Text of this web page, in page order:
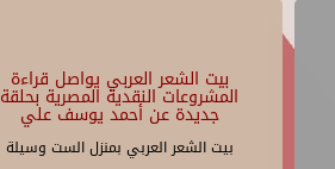
بيت الشعر العربي يواصل قراءة
المشروعات النقدية المصرية بحلقة
جديدة عن أحمد يوسف علي
بيت الشعر العربي بمنزل الست وسيلة